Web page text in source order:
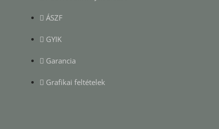
ÁSZF
GYIK
Garancia
Grafikai feltételek